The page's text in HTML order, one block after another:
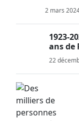
2 mars
1923-
ans de
22